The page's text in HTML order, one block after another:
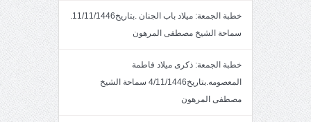
خطبة الجمعة: ميلاد باب الجنان .بتاريخ11/11/1446.
سماحة الشيخ مصطفى المرهون
خطبة الجمعة: ذكرى ميلاد فاطمة
المعصومه.بتاريخ4/11/1446 سماحة الشيخ
مصطفى المرهون